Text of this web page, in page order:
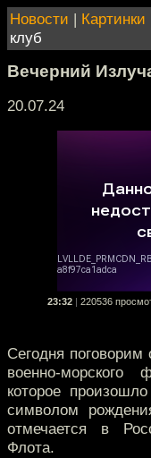
Новости | Картинки
клуб
Вечерний
20.07.24
23:32 220536
Сегодня поговорим
военно-морского
которое
символом
отмечается в
Флота.